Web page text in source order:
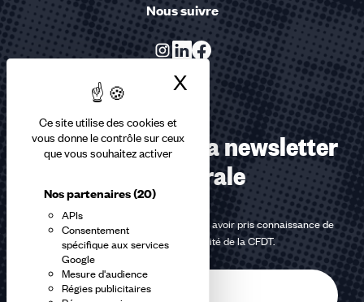
Ce site utilise des cookies et
vous donne le contrôle sur ceux
que vous souhaitez activer
Nos partenaires(20)
APIs
Consentement
spécifique aux services
Google
Mesure d'audience
Régies publicitaires
X Masquer le
Nous suivre
Abonnez-vous à la newsletter
confédérale
En m'inscrivant à la newsletter, j'affirme avoir pris connaissance de
lapolitique de confidentialité de la CFDT.